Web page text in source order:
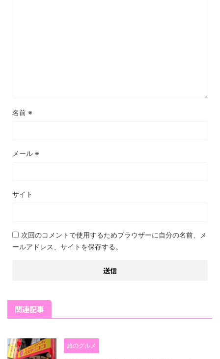
名前 ※
メール ※
サイト
次回のコメントで使用するためブラウザーに自分の名前、メ
ールアドレス、サイトを保存する。
関連記事
旅のグルメ